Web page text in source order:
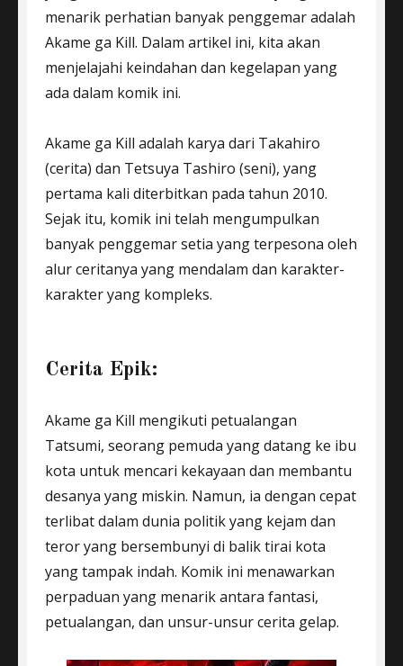
menarik perhatian banyak penggemar adalah
Akame ga Kill. Dalam artikel ini, kita akan
menjelajahi keindahan dan kegelapan yang
ada dalam komik ini.
Akame ga Kill adalah karya dari Takahiro
(cerita) dan Tetsuya Tashiro (seni), yang
pertama kali diterbitkan pada tahun 2010.
Sejak itu, komik ini telah mengumpulkan
banyak penggemar setia yang terpesona oleh
alur ceritanya yang mendalam dan karakter-
karakter yang kompleks.
Cerita Epik:
Akame ga Kill mengikuti petualangan
Tatsumi, seorang pemuda yang datang ke ibu
kota untuk mencari kekayaan dan membantu
desanya yang miskin. Namun, ia dengan cepat
terlibat dalam dunia politik yang kejam dan
teror yang bersembunyi di balik tirai kota
yang tampak indah. Komik ini menawarkan
perpaduan yang menarik antara fantasi,
petualangan, dan unsur-unsur cerita gelap.